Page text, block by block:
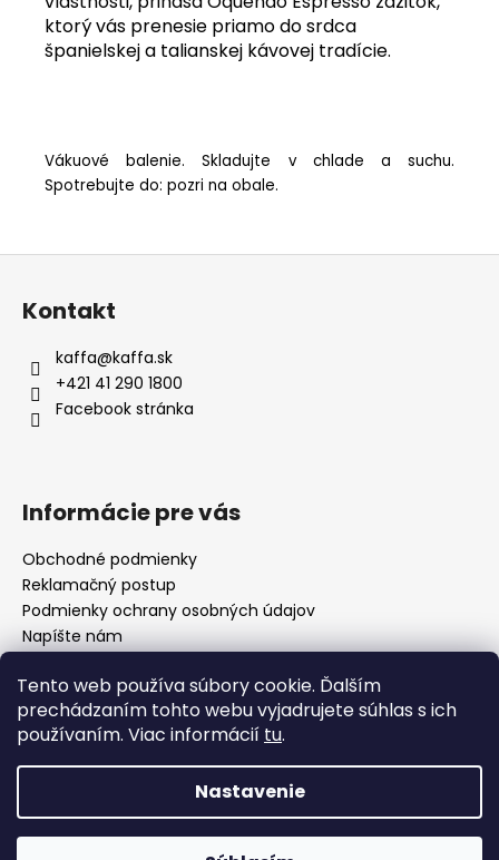
Tento web používa súbory cookie. Ďalším
prechádzaním tohto webu vyjadrujete súhlas s ich
používaním. Viac informácií tu.
Nastavenie
ktorý vás prenesie priamo do srdca
španielskej a talianskej kávovej tradície.
Vákuové balenie. Skladujte v chlade a suchu.
Spotrebujte do: pozri na obale.
Z
Kontakt
kaffa@kaffa.sk
+421 41 290 1800
Facebook stránka
Informácie pre vás
Obchodné podmienky
Reklamačný postup
Podmienky ochrany osobných údajov
Napíšte nám